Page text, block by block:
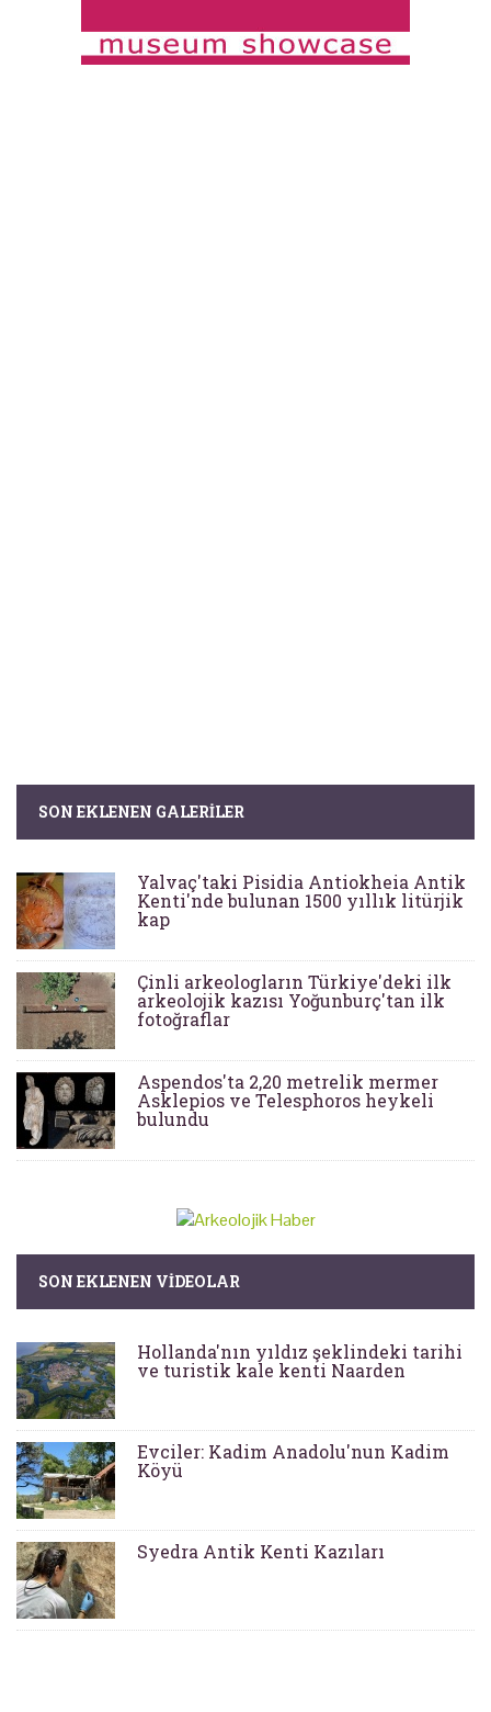
SON EKLENEN GALERILER
Yalvaç'taki Pisidia Antiokheia Antik
Kenti'nde bulunan 1500 yıllık litürjik
kap
Çinli arkeologların Türkiye'deki ilk
arkeolojik kazısı Yoğunburç'tan ilk
fotoğraflar
Aspendos'ta 2,20 metrelik mermer
Asklepios ve Telesphoros heykeli
bulundu
SON EKLENEN VIDEOLAR
Hollanda'nın yıldız şeklindeki tarihi
ve turistik kale kenti Naarden
Evciler: Kadim Anadolu'nun Kadim
Köyü
Syedra Antik Kenti Kazıları